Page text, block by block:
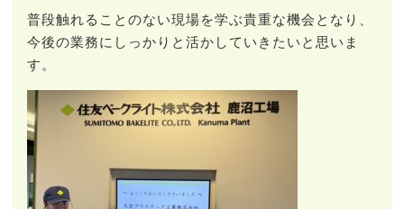
普段触れることのない現場を学ぶ貴重な機会となり、
今後の業務にしっかりと活かしていきたいと思いま
す。